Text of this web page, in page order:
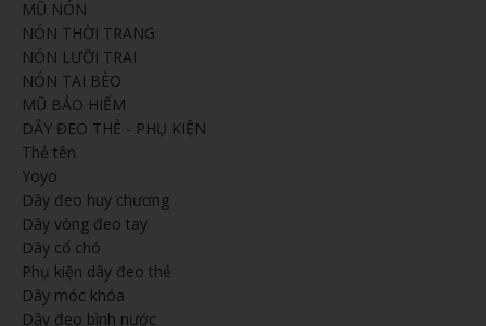
MŨ NÓN
NÓN THỜI TRANG
NÓN LƯỠI TRAI
NÓN TAI BÈO
MŨ BẢO HIỂM
DÂY ĐEO THẺ - PHỤ KIỆN
Thẻ tên
Yoyo
Dây đeo huy chương
Dây vòng đeo tay
Dây cổ chó
Phụ kiện dây đeo thẻ
Dây móc khóa
Dây đeo bình nước